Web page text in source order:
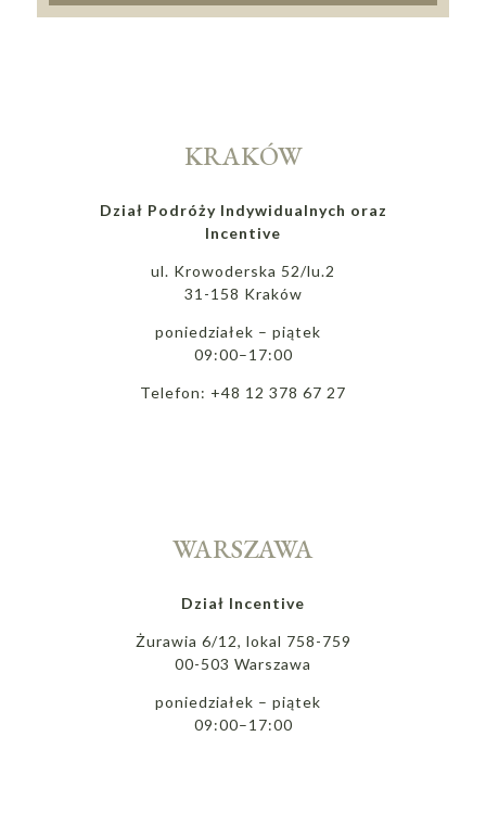
KRAKÓW
Dział Podróży Indywidualnych oraz
Incentive
ul. Krowoderska 52/lu.2
31-158 Kraków
poniedziałek – piątek
09:00–17:00
Telefon: +48 12 378 67 27
WARSZAWA
Dział Incentive
Żurawia 6/12, lokal 758-759
00-503 Warszawa
poniedziałek – piątek
09:00–17:00